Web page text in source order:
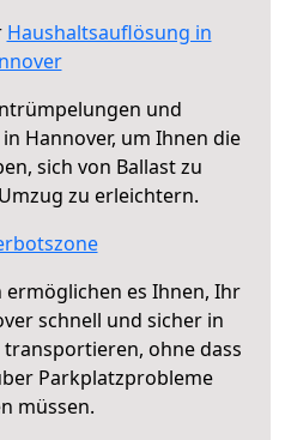
Haushaltsauflösung in
und
Hannover, um Ihnen die
sich von Ballast zu
zu erleichtern.
es Ihnen, Ihr
schnell und sicher in
ohne dass
Parkplatzprobleme
müssen.